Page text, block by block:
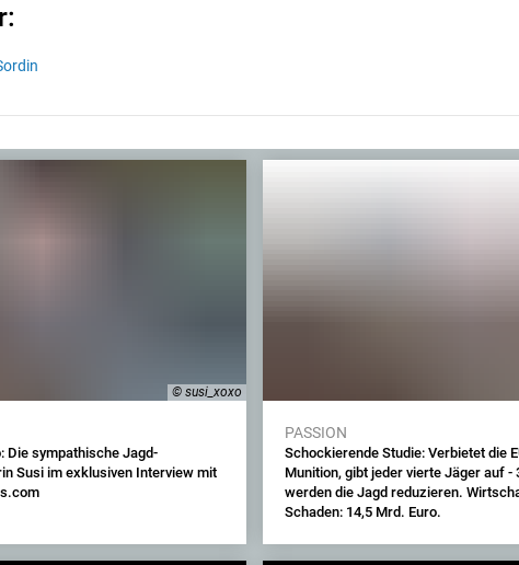
© susi_xoxo
Die sympathische Jagd-
Susi im exklusiven Interview mit
PASSION
Schockierende Studie: Verbietet die
Munition, gibt jeder vierte Jäger auf -
werden die Jagd reduzieren.
Schaden: 14,5 Mrd. Euro.